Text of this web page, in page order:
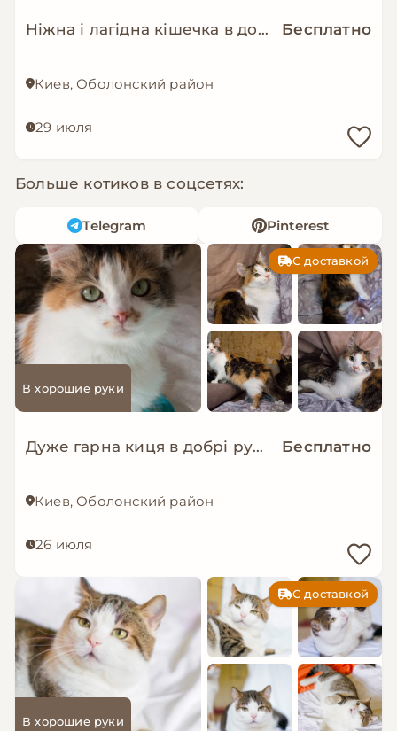
Ніжна і лагідна кішечка в добрі руки! Бесплатно
Киев, Оболонский район
29 июля
Больше котиков в соцсетях:
Telegram Pinterest
С доставкой
В хорошие руки
Дуже гарна киця в добрі руки! Бесплатно
Киев, Оболонский район
26 июля
С доставкой
В хорошие руки